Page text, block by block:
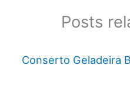
Posts
Conserto Geladeira